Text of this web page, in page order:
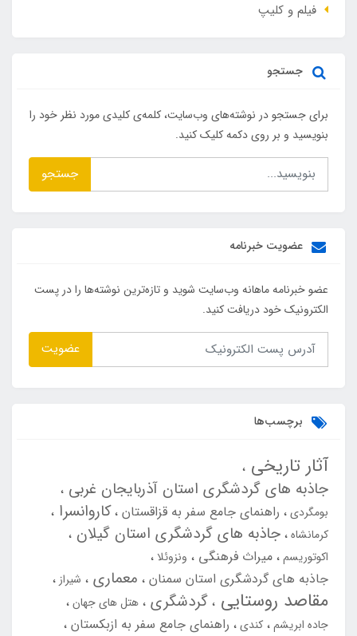
فیلم و کلیپ
جستجو
برای جستجو در نوشته‌های وب‌سایت، کلمه‌ی کلیدی مورد نظر خود را
بنویسید و بر روی دکمه کلیک کنید.
جستجو
عضویت خبرنامه
عضو خبرنامه ماهانه وب‌سایت شوید و تازه‌ترین نوشته‌ها را در پست
الکترونیک خود دریافت کنید.
عضویت
برچسب‌ها
آثار تاریخی
جاذبه های گردشگری استان آذربایجان غربی
بومگردی راهنمای جامع سفر به قزاقستان کاروانسرا
کرمانشاه جاذبه های گردشگری استان گیلان
اکوتوریسم میراث فرهنگی ونزوئلا
جاذبه های گردشگری استان سمنان معماری شیراز
مقاصد روستایی گردشگری
هتل های جهان
جاده ابریشم کندی راهنمای جامع سفر به ازبکستان